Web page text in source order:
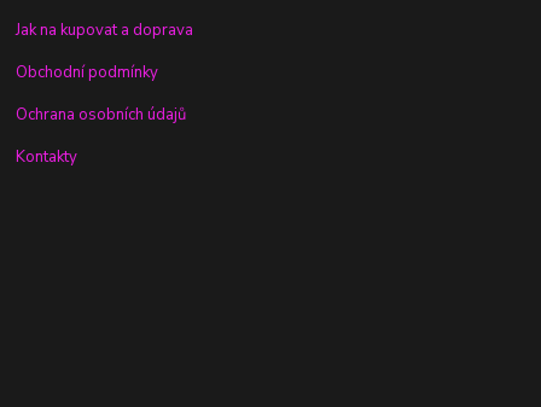
Jak na kupovat a doprava
Obchodní podmínky
Ochrana osobních údajů
Kontakty